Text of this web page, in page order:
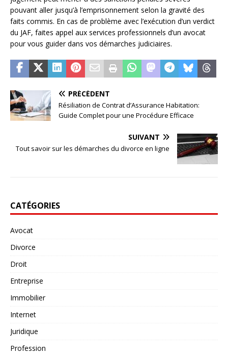
pouvant aller jusqu’à l’emprisonnement selon la gravité des
faits commis. En cas de problème avec l’exécution d’un verdict
du JAF, faites appel aux services professionnels d’un avocat
pour vous guider dans vos démarches judiciaires.
PRÉCÉDENT
Résiliation de Contrat d’Assurance Habitation:
Guide Complet pour une Procédure Efficace
SUIVANT
Tout savoir sur les démarches du divorce en ligne
CATÉGORIES
Avocat
Divorce
Droit
Entreprise
Immobilier
Internet
Juridique
Profession